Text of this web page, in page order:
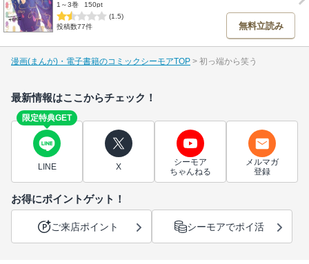
1～3巻
150pt
(1.5)
投稿数77件
無料立読み
漫画(まんが)・電子書籍のコミックシーモアTOP 初っ端から笑う
最新情報はここからチェック！
限定特典GET
LINE X
シーモア
ちゃんねる
メルマガ
登録
お得にポイントゲット！
ご来店ポイント シーモアでポイ活